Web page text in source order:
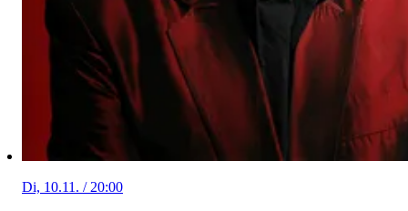
Di, 10.11. / 20:00